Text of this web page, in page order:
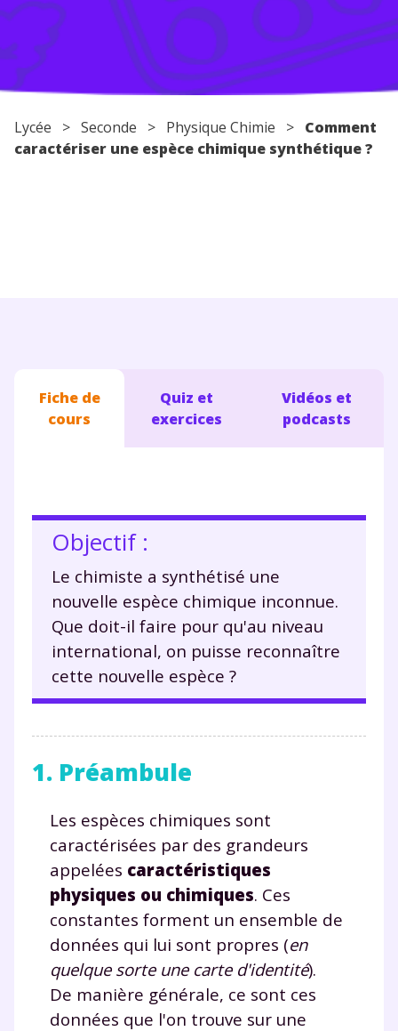
Conseils pour les parents
Lycée > Seconde > Physique Chimie > Comment
caractériser une espèce chimique synthétique ?
Fiche de
cours
Quiz et
exercices
Vidéos et
podcasts
Objectif :
Le chimiste a synthétisé une
nouvelle espèce chimique inconnue.
Que doit-il faire pour qu'au niveau
international, on puisse reconnaître
cette nouvelle espèce ?
1. Préambule
Les espèces chimiques sont
caractérisées par des grandeurs
appelées caractéristiques
physiques ou chimiques. Ces
constantes forment un ensemble de
données qui lui sont propres (en
quelque sorte une carte d'identité).
De manière générale, ce sont ces
données que l'on trouve sur une